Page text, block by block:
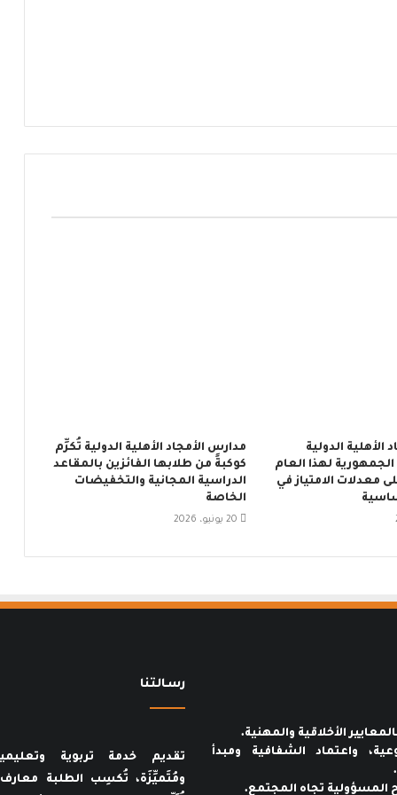
الأهلية الدولية
الجمهورية لهذا العام
معدلات الامتياز في
مدارس الأمجاد الأهلية الدولية تُكرِّم
كوكبةً من طلابها الفائزين بالمقاعد
الدراسية المجانية والتخفيضات
الخاصة
20 يونيو، 2026
واعتماد الشفافية ومبدأ
رسـالتنا
تقديم خدمة تربوية
ومُتَميِّزَة، تُكسِب الطلبة